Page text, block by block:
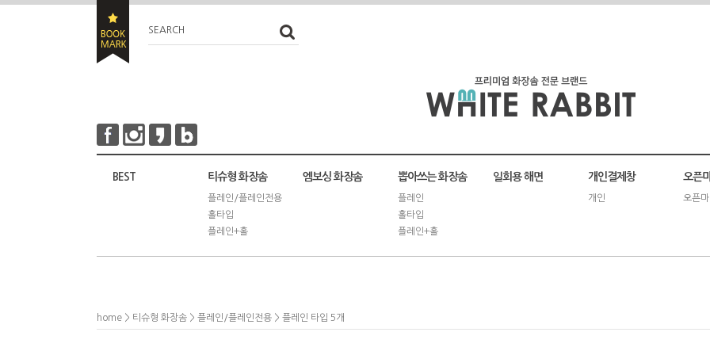
SEARCH
BEST 티슈형 화장솜
플레인/플레인전용
홀타입
플레인+홀
엠보싱 화장솜 뽑아쓰는 화장솜
플레인
홀타입
플레인+홀
일회용 해면 개인결제창
개인
오픈
오픈
home > 티슈형 화장솜 > 플레인/플레인전용 > 플레인 타입 5개